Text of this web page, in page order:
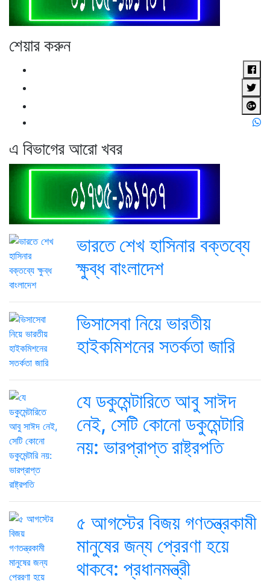
শেয়ার করুন
এ বিভাগের আরো খবর
ভারতে শেখ হাসিনার বক্তব্যে
ক্ষুব্ধ বাংলাদেশ
ভিসাসেবা নিয়ে ভারতীয়
হাইকমিশনের সতর্কতা জারি
যে ডকুমেন্টারিতে আবু সাঈদ
নেই, সেটি কোনো ডকুমেন্টারি
নয়: ভারপ্রাপ্ত রাষ্ট্রপতি
৫ আগস্টের বিজয় গণতন্ত্রকামী
মানুষের জন্য প্রেরণা হয়ে
থাকবে: প্রধানমন্ত্রী